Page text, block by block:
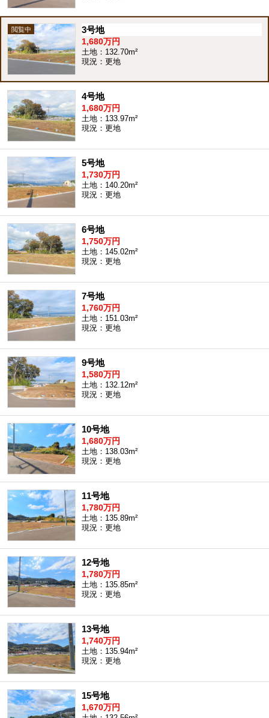
3号地
1,680万円
土地：132.70m²
現況：更地
4号地
1,680万円
土地：133.97m²
現況：更地
5号地
1,730万円
土地：140.20m²
現況：更地
6号地
1,750万円
土地：145.02m²
現況：更地
7号地
1,760万円
土地：151.03m²
現況：更地
9号地
1,580万円
土地：132.12m²
現況：更地
10号地
1,680万円
土地：138.03m²
現況：更地
11号地
1,780万円
土地：135.89m²
現況：更地
12号地
1,780万円
土地：135.85m²
現況：更地
13号地
1,740万円
土地：135.94m²
現況：更地
15号地
1,670万円